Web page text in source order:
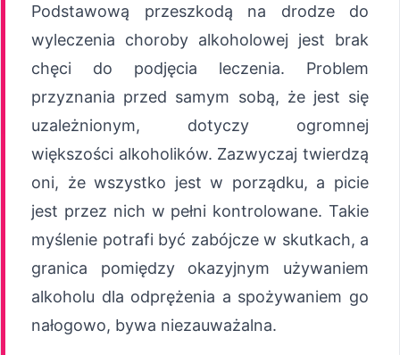
Podstawową przeszkodą na drodze do
wyleczenia choroby alkoholowej jest brak
chęci do podjęcia leczenia. Problem
przyznania przed samym sobą, że jest się
uzależnionym, dotyczy ogromnej
większości alkoholików. Zazwyczaj twierdzą
oni, że wszystko jest w porządku, a picie
jest przez nich w pełni kontrolowane. Takie
myślenie potrafi być zabójcze w skutkach, a
granica pomiędzy okazyjnym używaniem
alkoholu dla odprężenia a spożywaniem go
nałogowo, bywa niezauważalna.